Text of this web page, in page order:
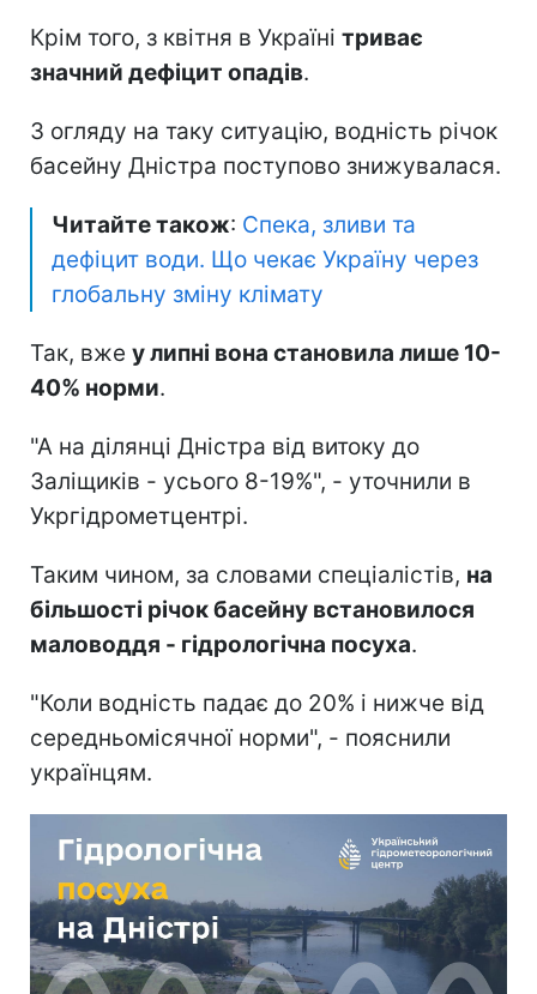
Крім того, з квітня в Україні триває
значний дефіцит опадів.
З огляду на таку ситуацію, водність річок
басейну Дністра поступово знижувалася.
Читайте також: Спека, зливи та
дефіцит води. Що чекає Україну через
глобальну зміну клімату
Так, вже у липні вона становила лише 10-
40% норми.
"А на ділянці Дністра від витоку до
Заліщиків - усього 8-19%", - уточнили в
Укргідрометцентрі.
Таким чином, за словами спеціалістів, на
більшості річок басейну встановилося
маловоддя - гідрологічна посуха.
"Коли водність падає до 20% і нижче від
середньомісячної норми", - пояснили
українцям.